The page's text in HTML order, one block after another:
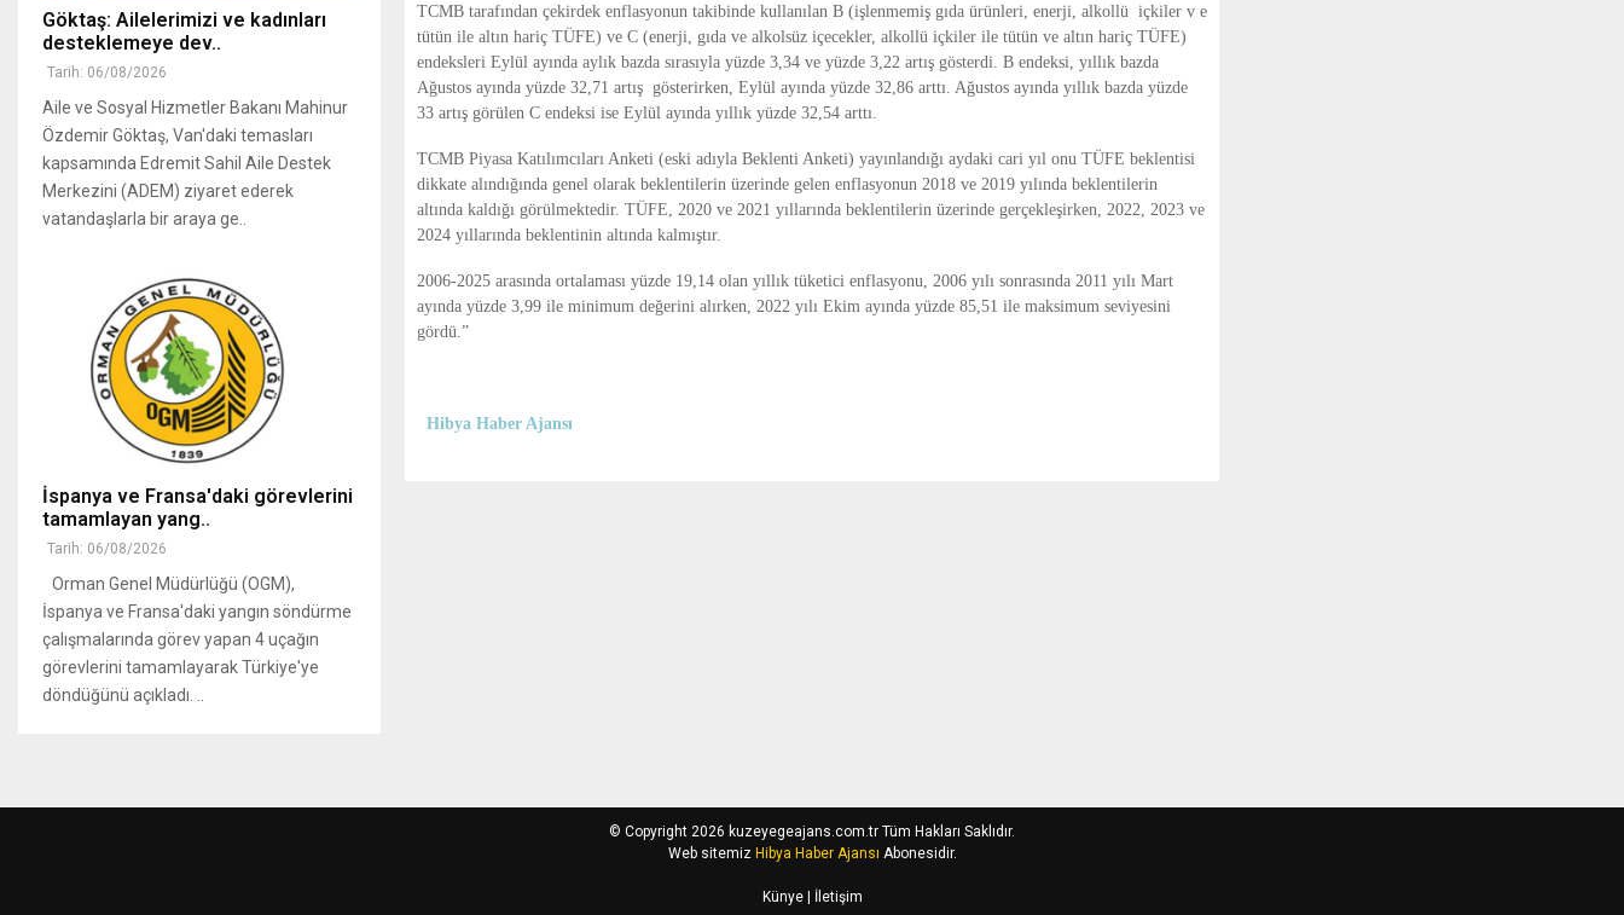
TCMB tarafından çekirdek enflasyonun takibinde kullanılan B (işlenmemiş gıda ürünleri, enerji, alkollü içkiler v e
tütün ile altın hariç TÜFE) ve C (enerji, gıda ve alkolsüz içecekler, alkollü içkiler ile tütün ve altın hariç TÜFE)
endeksleri Eylül ayında aylık bazda sırasıyla yüzde 3,34 ve yüzde 3,22 artış gösterdi. B endeksi, yıllık bazda
Ağustos ayında yüzde 32,71 artış gösterirken, Eylül ayında yüzde 32,86 arttı. Ağustos ayında yıllık bazda yüzde
33 artış görülen C endeksi ise Eylül ayında yıllık yüzde 32,54 arttı.
TCMB Piyasa Katılımcıları Anketi (eski adıyla Beklenti Anketi) yayınlandığı aydaki cari yıl onu TÜFE beklentisi
dikkate alındığında genel olarak beklentilerin üzerinde gelen enflasyonun 2018 ve 2019 yılında beklentilerin
altında kaldığı görülmektedir. TÜFE, 2020 ve 2021 yıllarında beklentilerin üzerinde gerçekleşirken, 2022, 2023 ve
2024 yıllarında beklentinin altında kalmıştır.
2006-2025 arasında ortalaması yüzde 19,14 olan yıllık tüketici enflasyonu, 2006 yılı sonrasında 2011 yılı Mart
ayında yüzde 3,99 ile minimum değerini alırken, 2022 yılı Ekim ayında yüzde 85,51 ile maksimum seviyesini
gördü.”
Hibya Haber Ajansı
Göktaş: Ailelerimizi ve kadınları
desteklemeye dev..
Tarih: 06/08/2026
Aile ve Sosyal Hizmetler Bakanı Mahinur
Özdemir Göktaş, Van'daki temasları
kapsamında Edremit Sahil Aile Destek
Merkezini (ADEM) ziyaret ederek
vatandaşlarla bir araya ge..
İspanya ve Fransa'daki görevlerini
tamamlayan yang..
Tarih: 06/08/2026
Orman Genel Müdürlüğü (OGM),
İspanya ve Fransa'daki yangın söndürme
çalışmalarında görev yapan 4 uçağın
görevlerini tamamlayarak Türkiye'ye
döndüğünü açıkladı. ..
© Copyright 2026 kuzeyegeajans.com.tr Tüm Hakları Saklıdır.
Web sitemiz Hibya Haber Ajansı Abonesidir.
Künye| İletişim